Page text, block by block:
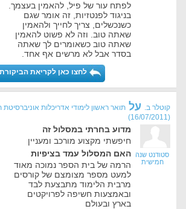
לפתח עור של פיל, להאמין בעצמך.
בניגוד לפנטזיות, זה אומר שגם
כשנכשלים, צריך לחייך ולהאמין
שאתה טוב. וזה לא פשוט להאמין
שאתה טוב כשאומרים לך שאתה
בסדר אבל לא מרשים אף אחד.
לחצו כאן לקריאת
קוטלר ב. על תואר ראשון לימודי אדריכלות
(
16/07/2011
)
סטודנט שנה
חמישית
מדוע בחרתי במסלול זה
חיפשתי מקצוע מורכב ומעניין
האם המסלול עמד בציפיות
הרמה של בית הספר נמוכה מאוד
למעט מספר מצומצם של קורסים
מרבית הלימוד מתבצעת לבד
ובאמצעות חשיפה לפרויקטים
בארץ ובעולם